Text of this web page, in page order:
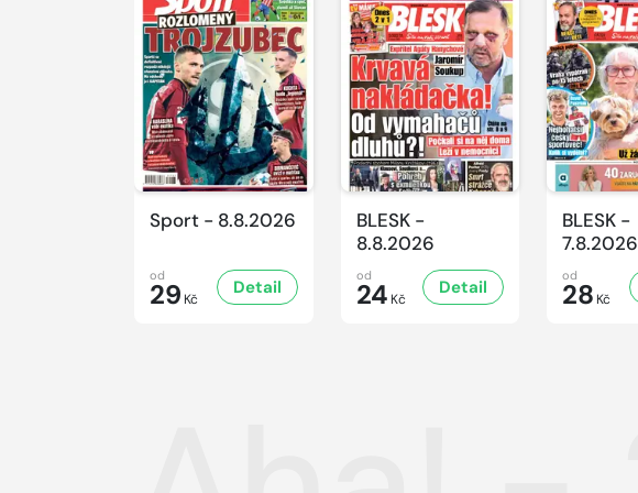
Sport - 8.8.2026
od
29 Kč
Detail
BLESK -
8.8.2026
od
24 Kč
Detail
BLESK -
7.8.2026
od
28 Kč